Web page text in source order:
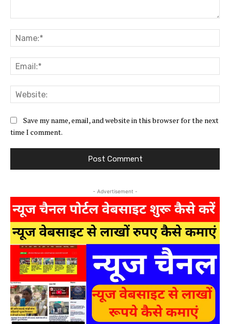
Save my name, email, and website in this browser for the next
time I comment.
- Advertisement -